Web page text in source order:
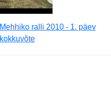
Mehhiko ralli 2010 - 1. päev
kokkuvõte